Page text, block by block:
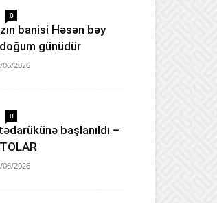
0
banisi Həsən bəy
günüdür
06/2026
0
başlanıldı –
06/2026